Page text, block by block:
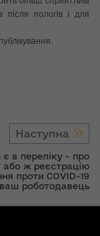
після пологів і для
Наступна
в переліку - про
або ж реєстрацію
проти COVID-19
роботодавець